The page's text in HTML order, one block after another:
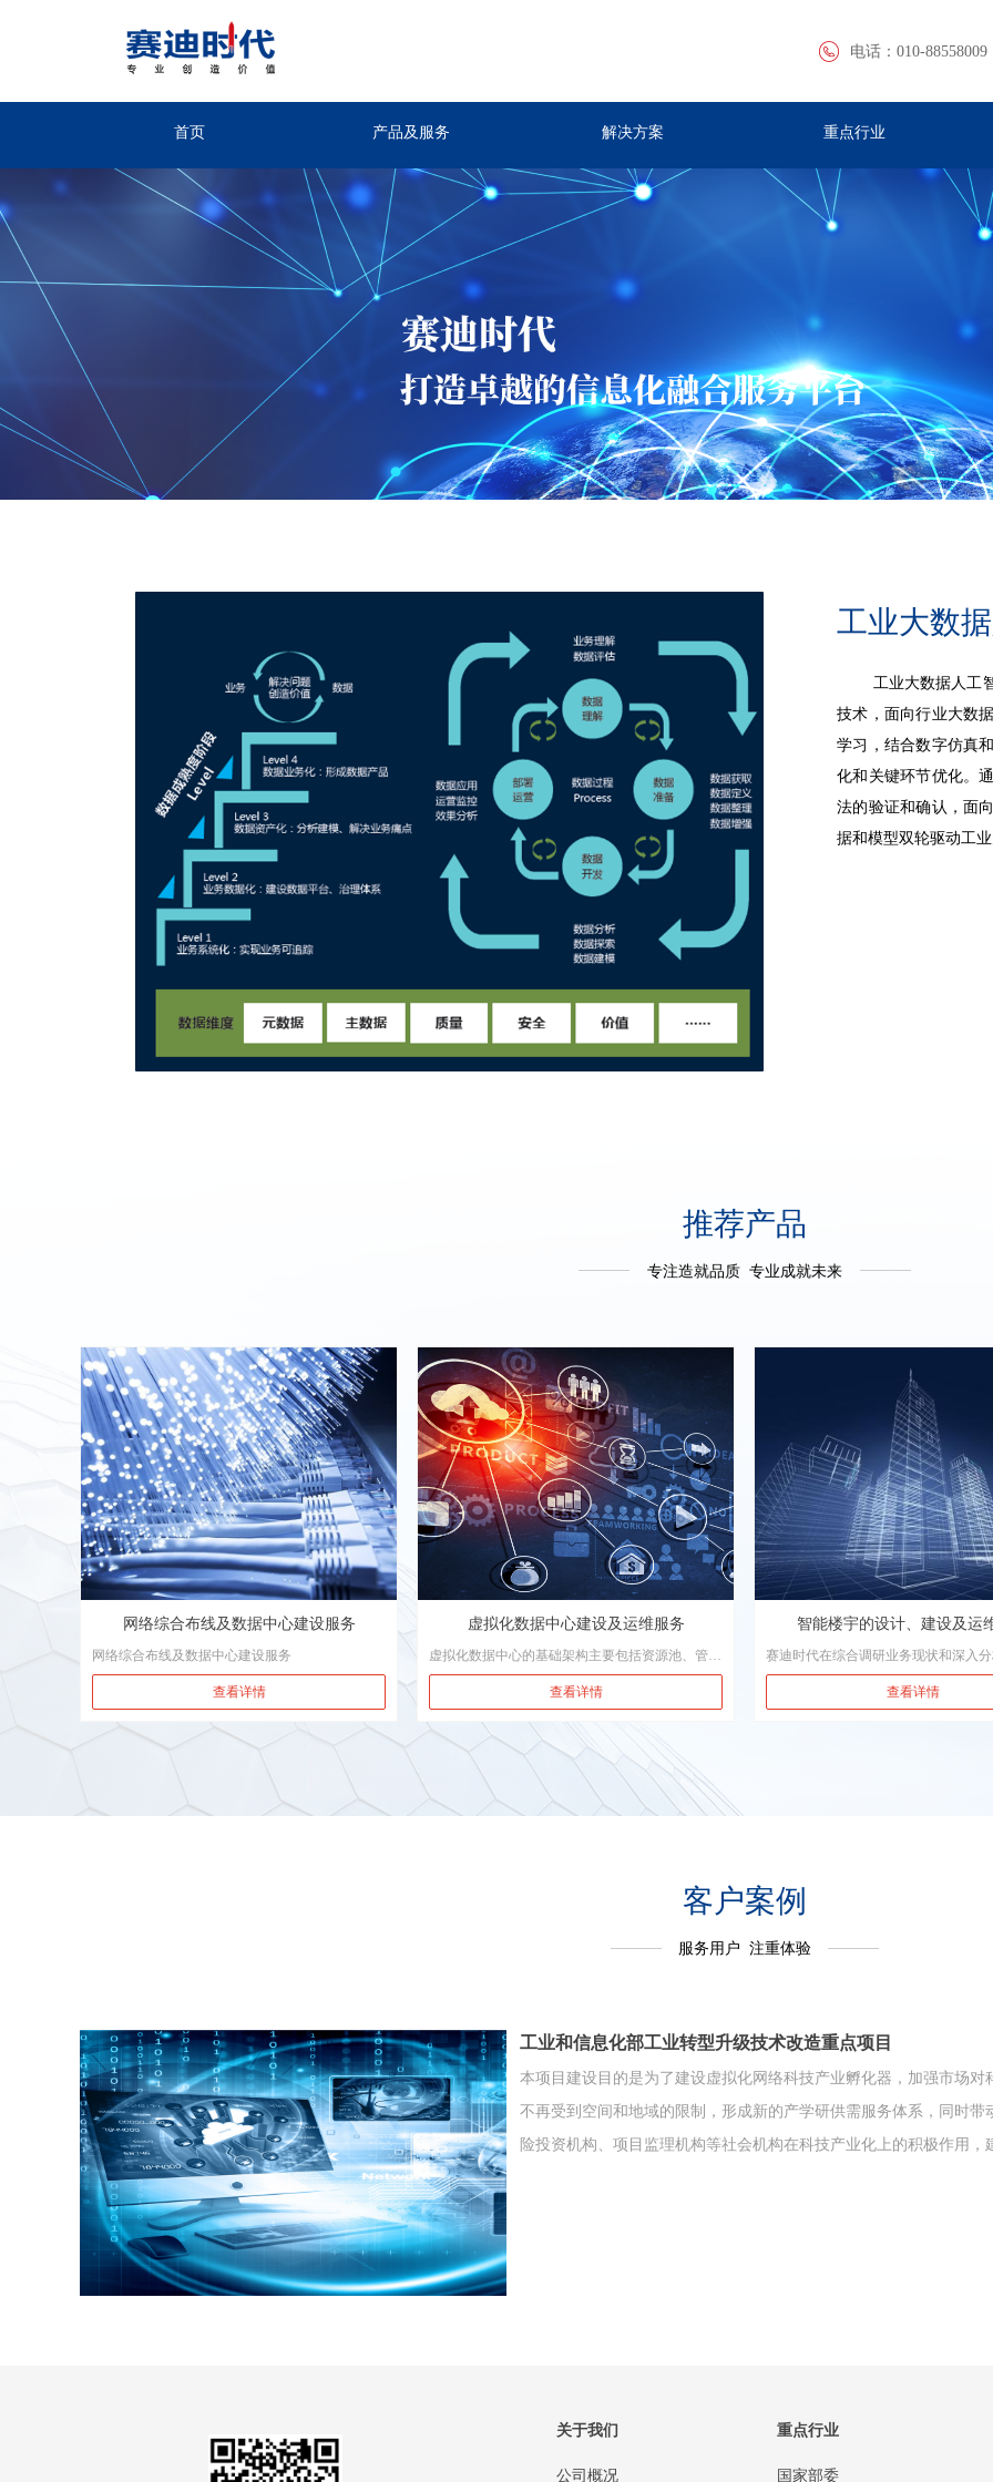
电话： 010-88558009
首页 产品及服务 解决方案 重点行业
推荐产品
专注造就品质 专业成就未来
网络综合布线及数据中心建设服务
网络综合布线及数据中心建设服务
查看详情
虚拟化数据中心建设及运维服务
虚拟化数据中心的基础架构主要包括资源池、管理
技术和表现层三个部分。其中,资源池包括了政府
机构或企事业单位的基础设施,如计算资源池、存
储资源池、网络资源池、数据库和中间件:管理系
统是整个虚拟化系统的重要组件,包括安全管理,资
源分配等系统;表现层主要负责把管理系统分配好
的资源统一展现给最终用户,并根据最终用户反应
查看详情
智能楼宇的设计、建设及运
赛迪时代在综合调研业务现状和深入
的基础上， 按照远处着眼、近处着手
理业务需求，确定指标体系和报送流
的分析手段、多样化的综合分析结果
运行体系、楼宇监测体系、楼宇沟通
查看详情
客户案例
服务用户 注重体验
工业和信息化部工业转型升级技术改造重点项目
本项目建设目的是为了建设虚拟化网络科技产业孵化器，加强市场
不再受到空间和地域的限制，形成新的产学研供需服务体系，同时
险投资机构、项目监理机构等社会机构在科技产业化上的积极作用
工业大数
工业大数据人工智
技术，面向行业大数
学习，结合数字仿真
化和关键环节优化。
法的验证和确认，面
据和模型双轮驱动工
国家部委
公司概况
关于我们 重点行业